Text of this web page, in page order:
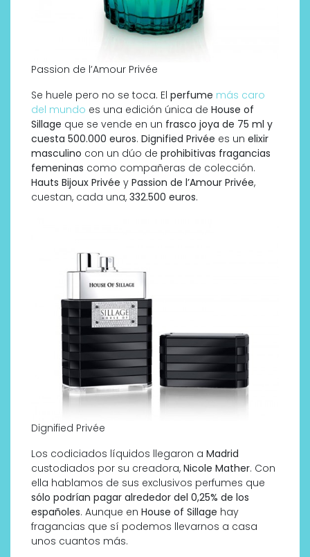
Passion de l’Amour Privée
Se huele pero no se toca. El perfume más caro
del mundo es una edición única de House of
Sillage que se vende en un frasco joya de 75 ml y
cuesta 500.000 euros. Dignified Privée es un elixir
masculino con un dúo de prohibitivas fragancias
femeninas como compañeras de colección.
Hauts Bijoux Privée y Passion de l’Amour Privée,
cuestan, cada una, 332.500 euros.
Dignified Privée
Los codiciados líquidos llegaron a Madrid
custodiados por su creadora, Nicole Mather. Con
ella hablamos de sus exclusivos perfumes que
sólo podrían pagar alrededor del 0,25% de los
españoles. Aunque en House of Sillage hay
fragancias que sí podemos llevarnos a casa
unos cuantos más.